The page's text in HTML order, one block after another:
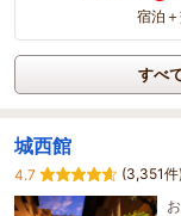
宿泊
すべ
城西館
4.7
(3,351件)